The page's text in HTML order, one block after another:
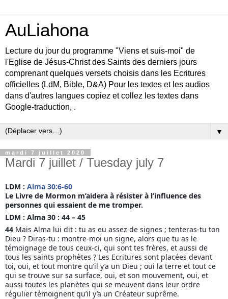
AuLiahona
Lecture du jour du programme "Viens et suis-moi" de
l'Eglise de Jésus-Christ des Saints des derniers jours
comprenant quelques versets choisis dans les Ecritures
officielles (LdM, Bible, D&A) Pour les textes et les audios
dans d'autres langues copiez et collez les textes dans
Google-traduction, .
▼
mardi 7 juillet 2020
Mardi 7 juillet / Tuesday july 7
LDM : Alma 30:6-60
Le Livre de Mormon m’aidera à résister à l’influence des
personnes qui essaient de me tromper.
LDM : Alma 30 : 44 – 45
44 Mais Alma lui dit : tu as eu assez de signes ; tenteras-tu ton
Dieu ? Diras-tu : montre-moi un signe, alors que tu as le
témoignage de tous ceux-ci, qui sont tes frères, et aussi de
tous les saints prophètes ? Les Ecritures sont placées devant
toi, oui, et tout montre qu’il y’a un Dieu ; oui la terre et tout ce
qui se trouve sur sa surface, oui, et son mouvement, oui, et
aussi toutes les planètes qui se meuvent dans leur ordre
régulier témoignent qu’il y’a un Créateur suprême.